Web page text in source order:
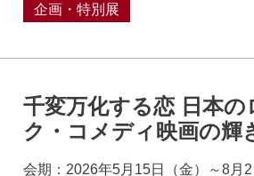
企画・特別展
千変万化する恋 日本
ク・コメディ映画の輝
会期：2026年5月15日（金）～8月